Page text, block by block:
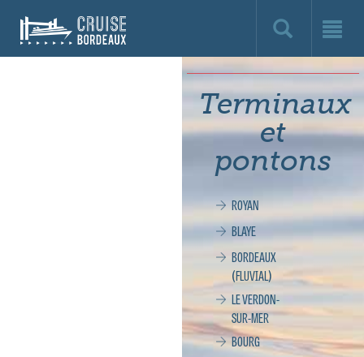
Cruise
Bordeaux,
Terminaux
et
pontons
ROYAN
BLAYE
BORDEAUX
(FLUVIAL)
LE VERDON-
SUR-MER
BOURG